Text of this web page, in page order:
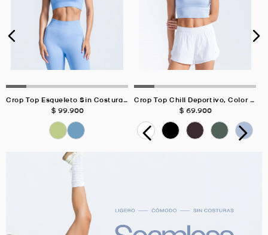
Crop Top Esqueleto Sin Costuras AZUL HORTENSIA Para Mujer
$ 99.900
Crop Top Chill Deportivo, Color AZUL CELESTE Para Mujer
$ 69.900